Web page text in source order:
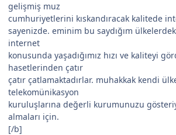
gelişmiş muz
cumhuriyetlerini kıskandıracak kalitede
sayenizde. eminim bu saydığım
internet
konusunda yaşadığımız hızı ve kaliteyi
hasetlerinden çatır
çatır çatlamaktadırlar. muhakkak kendi
telekomünikasyon
kuruluşlarına değerli kurumunuzu
almaları için.
[/b]